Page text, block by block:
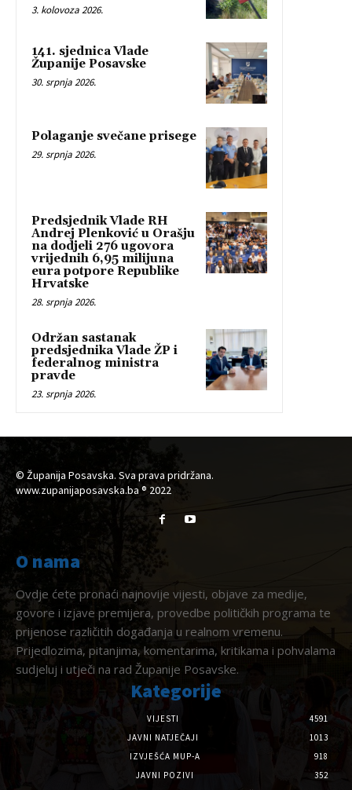
3. kolovoza 2026.
141. sjednica Vlade
Županije Posavske
30. srpnja 2026.
Polaganje svečane prisege
29. srpnja 2026.
Predsjednik Vlade RH
Andrej Plenković u Orašju
na dodjeli 276 ugovora
vrijednih 6,95 milijuna
eura potpore Republike
Hrvatske
28. srpnja 2026.
Održan sastanak
predsjednika Vlade ŽP i
federalnog ministra
pravde
23. srpnja 2026.
© Županija Posavska. Sva prava pridržana.
www.zupanijaposavska.ba ® 2022
O nama
Ovdje ćete pronaći najnovije vijesti, objave za medije,
govore i izjave premijera, provedbe političkih programa te
prijenose različitih događanja u realnom vremenu.
Prijedlozima, pitanjima, komentarima, kritikama i pohvalama
sudjeluj i utječi na rad Županije Posavske.
Kategorije
VIJESTI
4591
JAVNI NATJEČAJI
1013
IZVJEŠĆA MUP-A
918
JAVNI POZIVI
352